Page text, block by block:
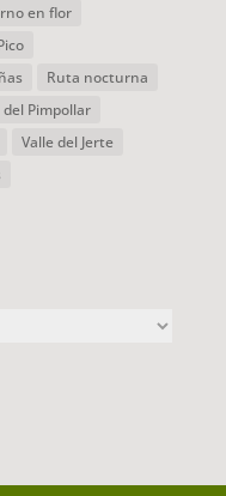
en flor
Ruta nocturna
Pimpollar
Valle del Jerte